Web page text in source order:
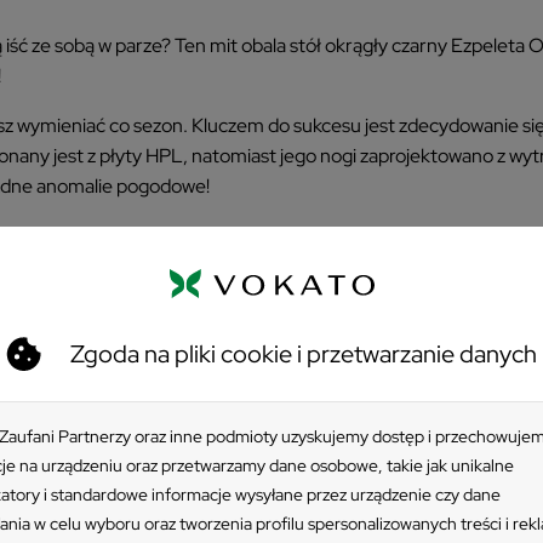
Zgoda na pliki cookie i przetwarzanie danych
Partnerzy oraz inne podmioty uzyskujemy dostęp i
na urządzeniu oraz przetwarzamy dane osobowe, takie jak unikalne
i standardowe informacje wysyłane przez urządzenie czy dane
w celu wyboru oraz tworzenia profilu spersonalizowanych treści i
ze sobą w parze? Ten mit obala stół okrągły czarny Ezpeleta
wymieniać co sezon. Kluczem do sukcesu jest zdecydowanie
jest z płyty HPL, natomiast jego nogi zaprojektowano z
anomalie pogodowe!
domu to czysta przyjemność!
może się nie udać. Okrągły czarny stół 60 cm to
sprawdzi się nawet w pomieszczeniach o niewielkim
łatwość w utrzymaniu w czystości oraz uniwersalność –